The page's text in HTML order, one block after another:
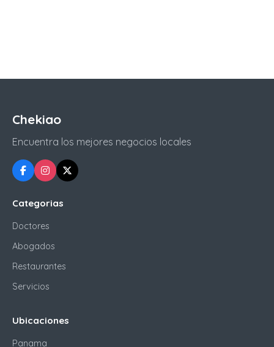
Chekiao
Encuentra los mejores negocios locales
Categorias
Doctores
Abogados
Restaurantes
Servicios
Ubicaciones
Panama